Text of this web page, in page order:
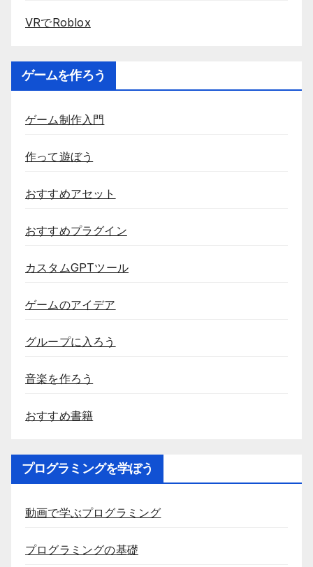
VRでRoblox
ゲームを作ろう
ゲーム制作入門
作って遊ぼう
おすすめアセット
おすすめプラグイン
カスタムGPTツール
ゲームのアイデア
グループに入ろう
音楽を作ろう
おすすめ書籍
プログラミングを学ぼう
動画で学ぶプログラミング
プログラミングの基礎